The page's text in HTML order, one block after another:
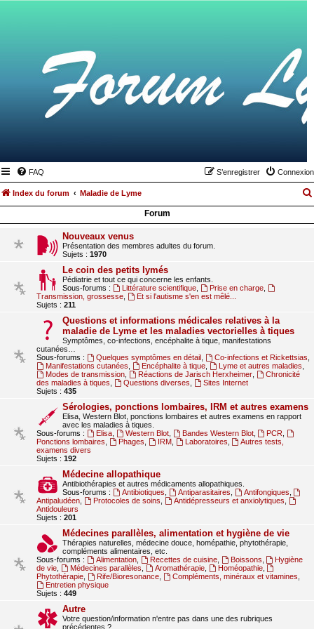
FAQ Connexion
S’enregistrer
Index du forum Maladie de Lyme
Forum
Nouveaux venus
Présentation des membres adultes du forum.
Sujets : 1970
Le coin des petits lymés
Pédiatrie et tout ce qui concerne les enfants.
Sous-forums :
Littérature scientifique, Prise en charge,
Transmission, grossesse
Et si l'autisme s'en est mêlé...
Sujets : 211
Questions et informations médicales relatives à la
maladie de Lyme et les maladies vectorielles à tiques
Symptômes, co-infections, encéphalite à tique, manifestations
cutanées…
Sous-forums :
Quelques symptômes en détail, Co-infections et Rickettsias
Manifestations cutanées
Encéphalite à tique, Lyme et autres maladies
Modes de transmission, Réactions de Jarisch Herxheimer,
Chronicité
des maladies à tiques
Questions diverses
Sites Internet
Sujets : 435
Sérologies, ponctions lombaires, IRM et autres examens
Elisa, Western Blot, ponctions lombaires et autres examens en rapport
avec les maladies à tiques.
Sous-forums :
Elisa, Western Blot, Bandes Western Blot, PCR
Ponctions lombaires
Phages IRM, Laboratoires
Autres tests,
examens divers
Sujets : 192
Médecine allopathique
Antibiothérapies et autres médicaments allopathiques.
Sous-forums :
Antibiotiques Antiparasitaires Antifongiques
Antipaludéen
Protocoles de soins Antidépresseurs et anxiolytiques
Antidouleurs
Sujets : 201
Médecines parallèles, alimentation et hygiène de vie
Thérapies naturelles, médecine douce, homépathie, phytothérapie,
compléments alimentaires, etc.
Sous-forums :
Alimentation, Recettes de cuisine, Boissons
Hygiène
de vie
Médecines parallèles Aromathérapie, Homéopathie,
Phytothérapie
Rife/Bioresonance, Compléments, minéraux et vitamines
Entretien physique
Sujets : 449
Autre
Votre question/information n'entre pas dans une des rubriques
précédentes ?